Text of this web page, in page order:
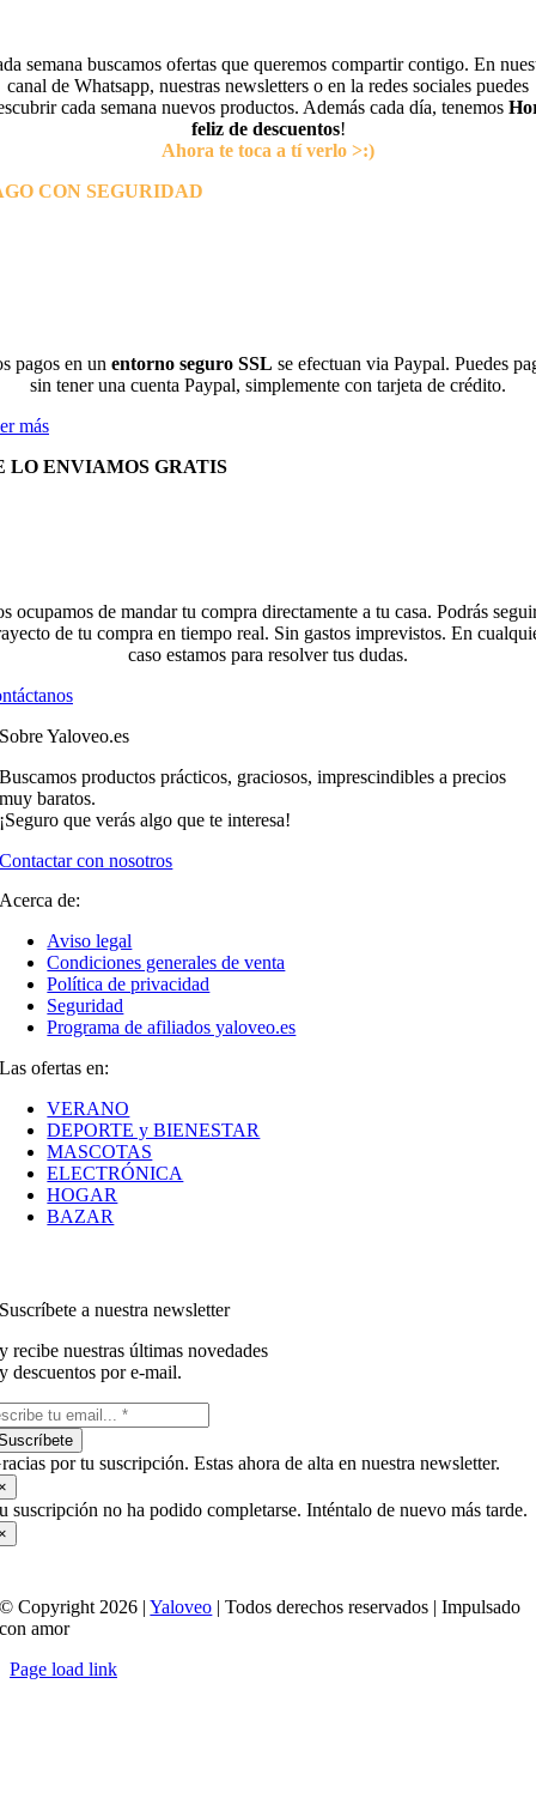
semana buscamos ofertas que queremos compartir contigo. En
canal de Whatsapp, nuestras newsletters o en la redes sociales puedes
cada semana nuevos productos. Además cada día, tenemos
feliz de descuentos!
Ahora te toca a tí verlo >:)
CON SEGURIDAD
pagos en un entorno seguro SSL se efectuan via Paypal. Puedes
sin tener una cuenta Paypal, simplemente con tarjeta de crédito.
más
LO ENVIAMOS GRATIS
ocupamos de mandar tu compra directamente a tu casa. Podrás
de tu compra en tiempo real. Sin gastos imprevistos. En
caso estamos para resolver tus dudas.
Sobre Yaloveo.es
Buscamos productos prácticos, graciosos, imprescindibles a precios
muy baratos.
¡Seguro que verás algo que te interesa!
Contactar con nosotros
Acerca de:
Aviso legal
Condiciones generales de venta
Política de privacidad
Seguridad
Programa de afiliados yaloveo.es
Las ofertas en:
VERANO
DEPORTE y BIENESTAR
MASCOTAS
ELECTRÓNICA
HOGAR
BAZAR
Suscríbete a nuestra newsletter
y recibe nuestras últimas novedades
y descuentos por e-mail.
por tu suscripción. Estas ahora de alta en nuestra newsletter.
suscripción no ha podido completarse. Inténtalo de nuevo más tarde.
© Copyright 2026 |Yaloveo | Todos derechos reservados | Impulsado
con amor
Page load link